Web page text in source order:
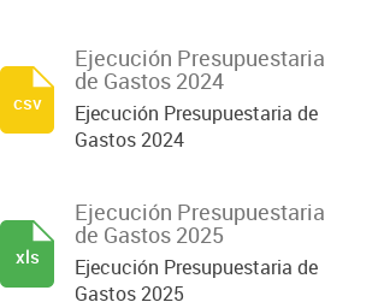
Ejecución Presupuestaria
de Gastos 2024
Ejecución Presupuestaria de
Gastos 2024
csv
Ejecución Presupuestaria
de Gastos 2025
Ejecución Presupuestaria de
Gastos 2025
xls